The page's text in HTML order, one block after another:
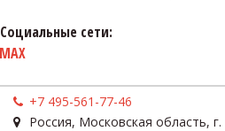
Социальные сети:
MAX
+7 495-561-77-46
Россия, Московская область,